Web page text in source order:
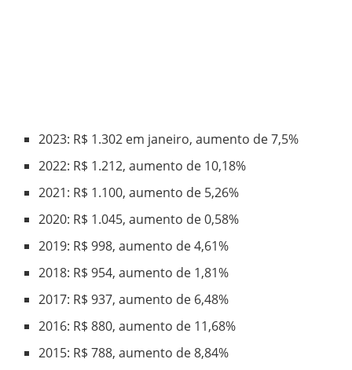
2023: R$ 1.302 em janeiro, aumento de 7,5%
2022: R$ 1.212, aumento de 10,18%
2021: R$ 1.100, aumento de 5,26%
2020: R$ 1.045, aumento de 0,58%
2019: R$ 998, aumento de 4,61%
2018: R$ 954, aumento de 1,81%
2017: R$ 937, aumento de 6,48%
2016: R$ 880, aumento de 11,68%
2015: R$ 788, aumento de 8,84%